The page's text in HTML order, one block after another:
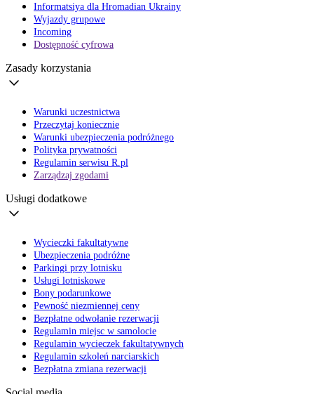
Informatsiya dla Hromadian Ukrainy
Wyjazdy grupowe
Incoming
Dostępność cyfrowa
Zasady korzystania
Warunki uczestnictwa
Przeczytaj koniecznie
Warunki ubezpieczenia podróżnego
Polityka prywatności
Regulamin serwisu R.pl
Zarządzaj zgodami
Usługi dodatkowe
Wycieczki fakultatywne
Ubezpieczenia podróżne
Parkingi przy lotnisku
Usługi lotniskowe
Bony podarunkowe
Pewność niezmiennej ceny
Bezpłatne odwołanie rezerwacji
Regulamin miejsc w samolocie
Regulamin wycieczek fakultatywnych
Regulamin szkoleń narciarskich
Bezpłatna zmiana rezerwacji